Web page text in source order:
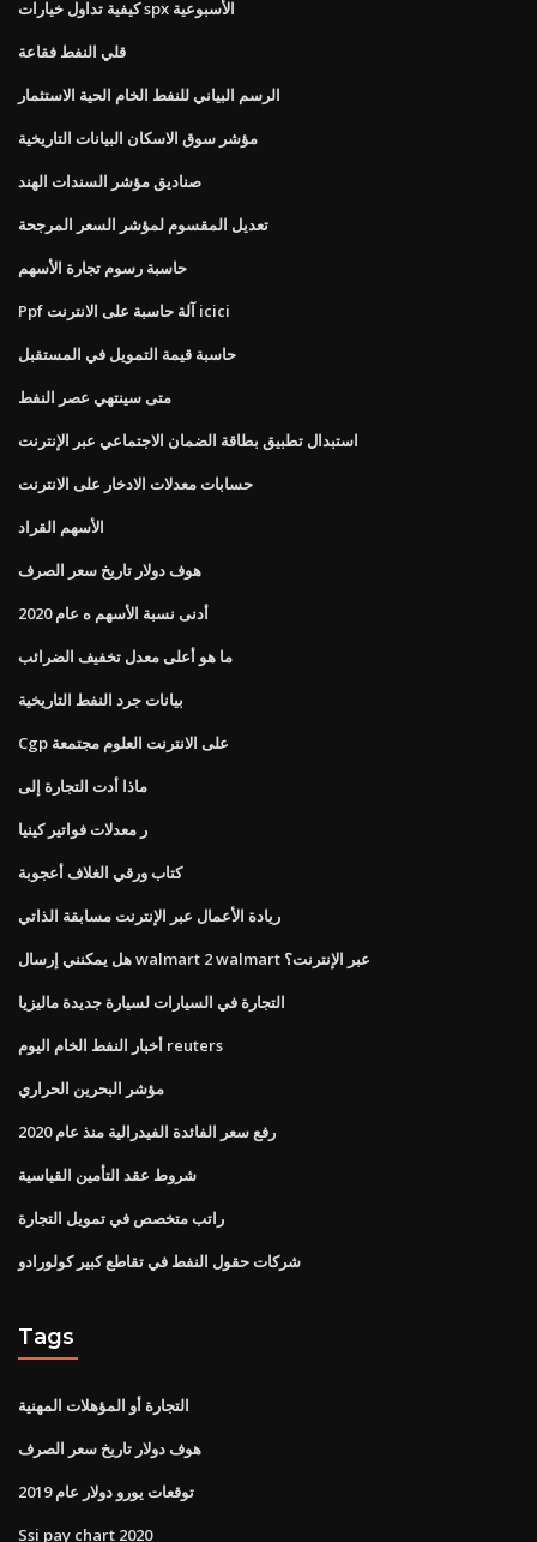
كيفية تداول خيارات spx الأسبوعية
قلي النفط فقاعة
الرسم البياني للنفط الخام الحية الاستثمار
مؤشر سوق الاسكان البيانات التاريخية
صناديق مؤشر السندات الهند
تعديل المقسوم لمؤشر السعر المرجحة
حاسبة رسوم تجارة الأسهم
Ppf آلة حاسبة على الانترنت icici
حاسبة قيمة التمويل في المستقبل
متى سينتهي عصر النفط
استبدال تطبيق بطاقة الضمان الاجتماعي عبر الإنترنت
حسابات معدلات الادخار على الانترنت
الأسهم القراد
هوف دولار تاريخ سعر الصرف
أدنى نسبة الأسهم ه عام 2020
ما هو أعلى معدل تخفيف الضرائب
بيانات جرد النفط التاريخية
Cgp على الانترنت العلوم مجتمعة
ماذا أدت التجارة إلى
ر معدلات فواتير كينيا
كتاب ورقي الغلاف أعجوبة
ريادة الأعمال عبر الإنترنت مسابقة الذاتي
هل يمكنني إرسال walmart 2 walmart عبر الإنترنت؟
التجارة في السيارات لسيارة جديدة ماليزيا
أخبار النفط الخام اليوم reuters
مؤشر البحرين الحراري
رفع سعر الفائدة الفيدرالية منذ عام 2020
شروط عقد التأمين القياسية
راتب متخصص في تمويل التجارة
شركات حقول النفط في تقاطع كبير كولورادو
Tags
التجارة أو المؤهلات المهنية
هوف دولار تاريخ سعر الصرف
توقعات يورو دولار عام 2019
Ssi pay chart 2020